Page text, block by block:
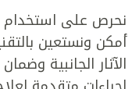
نحرص على استخدام
أمكن ونستعين
الآثار الجانبية